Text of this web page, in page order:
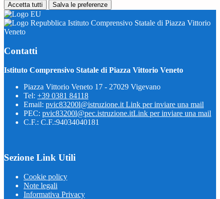
Accetta tutti Salva le preferenze
Istituto Comprensivo Statale di Piazza Vittorio
Veneto
Contatti
Istituto Comprensivo Statale di Piazza Vittorio Veneto
Piazza Vittorio Veneto 17 - 27029 Vigevano
Tel: +39 0381 84118
Email: pvic83200l@istruzione.it Link per inviare una mail
PEC: pvic83200l@pec.istruzione.itLink per inviare una mail
C.F.: C.F.:94034040181
Sezione Link Utili
Cookie policy
Note legali
Informativa Privacy